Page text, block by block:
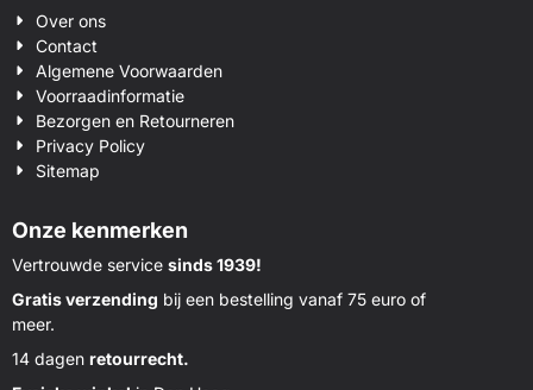
Over ons
Contact
Algemene Voorwaarden
Voorraadinformatie
Bezorgen en Retourneren
Privacy Policy
Sitemap
Onze kenmerken
Vertrouwde service sinds 1939!
Gratis verzending bij een bestelling vanaf 75 euro of
meer.
14 dagen retourrecht.